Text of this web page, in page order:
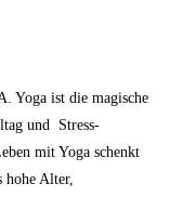
Yoga ist die magische
und Stress-
mit Yoga schenkt
hohe Alter,